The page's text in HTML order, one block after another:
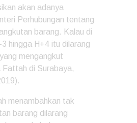
akan adanya
Perhubungan tentang
barang. Kalau di
3 hingga H+4 itu dilarang
mengangkut
Fattah di Surabaya,
menambahkan tak
barang dilarang